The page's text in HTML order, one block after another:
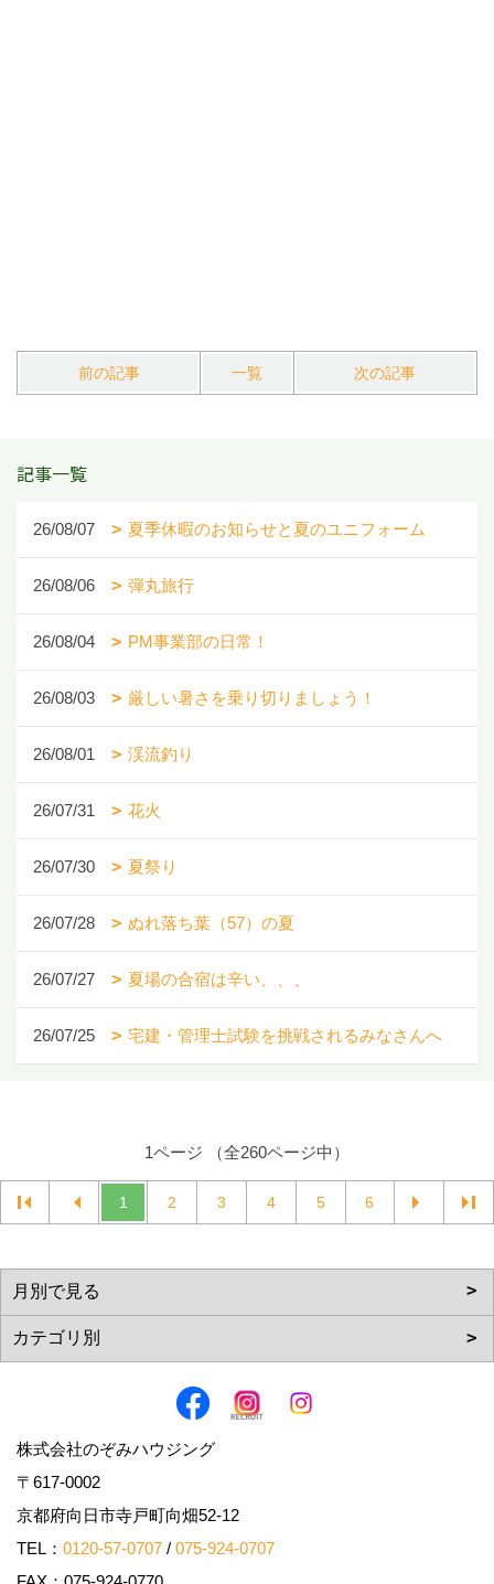
前の記事 一覧 次の記事
記事一覧
26/08/07 夏季休暇のお知らせと夏のユニフォーム
26/08/06 弾丸旅行
26/08/04 PM事業部の日常！
26/08/03 厳しい暑さを乗り切りましょう！
26/08/01 渓流釣り
26/07/31 花火
26/07/30 夏祭り
26/07/28 ぬれ落ち葉（57）の夏
26/07/27 夏場の合宿は辛い、、、
26/07/25 宅建・管理士試験を挑戦されるみなさんへ
1ページ （全260ページ中）
1 2 3 4 5 6
株式会社のぞみハウジング
〒617-0002
京都府向日市寺戸町向畑52-12
TEL： 0120-57-0707 / 075-924-0707